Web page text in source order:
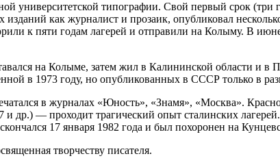
университетской типографии. Свой первый срок
как журналист и прозаик, опубликовал
к пяти годам лагерей и отправили на Колыму. В
на Колыме, затем жил в Калининской области и в
в 1973 году, но опубликованных в СССР только в
в журналах «Юность», «Знамя», «Москва».
и др.) — проходит трагический опыт сталинских
17 января 1982 года и был похоронен на
творчеству писателя.